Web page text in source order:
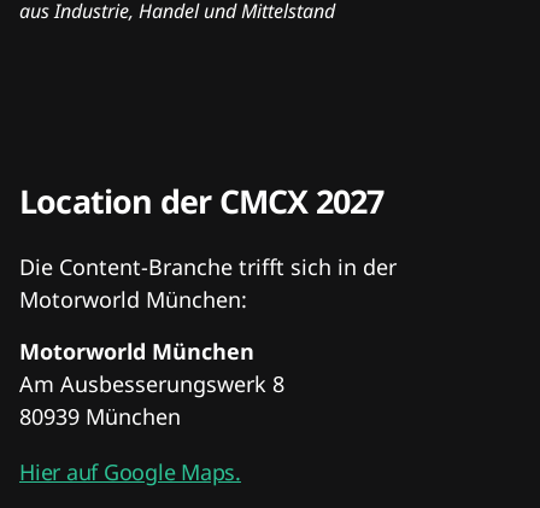
aus Industrie, Handel und Mittelstand
Location der CMCX 2027
Die Content-Branche trifft sich in der
Motorworld München:
Motorworld München
Am Ausbesserungswerk 8
80939 München
Hier auf Google Maps.